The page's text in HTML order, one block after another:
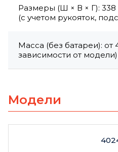
Размеры (Ш × В × Г):
(с учетом рукояток,
Масса (без батареи): от
зависимости от модели)
Модели